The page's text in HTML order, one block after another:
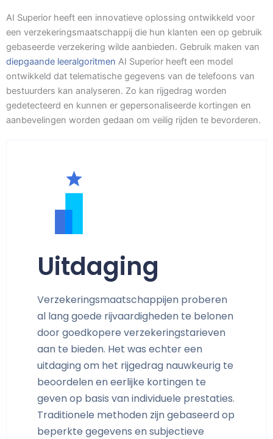
AI Superior heeft een innovatieve oplossing ontwikkeld voor
een verzekeringsmaatschappij die hun klanten een op gebruik
gebaseerde verzekering wilde aanbieden. Gebruik maken van
diepgaande leeralgoritmen AI Superior heeft een model
ontwikkeld dat telematische gegevens van de telefoons van
bestuurders kan analyseren. Zo kan rijgedrag worden
gedetecteerd en kunnen er gepersonaliseerde kortingen en
aanbevelingen worden gedaan om veilig rijden te bevorderen.
Uitdaging
Verzekeringsmaatschappijen proberen
al lang goede rijvaardigheden te belonen
door goedkopere verzekeringstarieven
aan te bieden. Het was echter een
uitdaging om het rijgedrag nauwkeurig te
beoordelen en eerlijke kortingen te
geven op basis van individuele prestaties.
Traditionele methoden zijn gebaseerd op
beperkte gegevens en subjectieve